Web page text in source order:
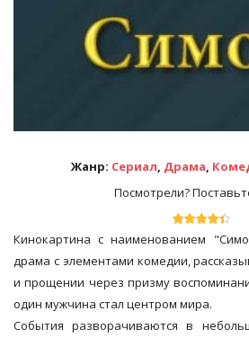
Жанр: Сериал, Драма,
Посмотрели?
Кинокартина с наименованием
драма с элементами комедии,
и прощении через призму
один мужчина стал центром мира.
События разворачиваются в